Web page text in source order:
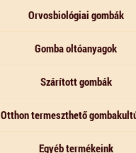
Orvosbiológiai gombák
Gomba oltóanyagok
Szárított gombák
Otthon termeszthető
Egyéb termékeink